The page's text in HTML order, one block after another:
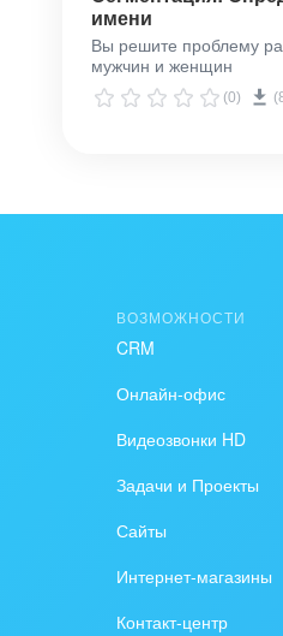
3. Вносите свой API
имени
Вы решите проблему
мужчин и женщин
(0)
ВОЗМОЖНОСТИ
CRM
Онлайн-офис
Видеозвонки HD
Задачи и Проекты
Сайты
Интернет-магазины
Контакт-центр